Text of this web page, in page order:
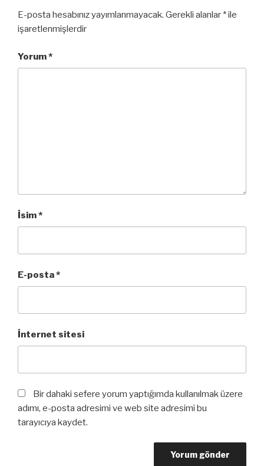
E-posta hesabınız yayımlanmayacak. Gerekli alanlar *ile
işaretlenmişlerdir
Yorum*
İsim*
E-posta*
İnternet sitesi
Bir dahaki sefere yorum yaptığımda kullanılmak üzere
adımı, e-posta adresimi ve web site adresimi bu
tarayıcıya kaydet.